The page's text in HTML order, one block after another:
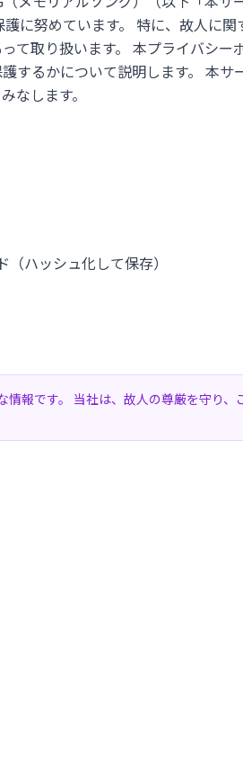
に努めています。 特に、故人に関
て取り扱います。 本プライバシー
するかについて説明します。 本サ
なします。
ハッシュ化して保存）
報です。 当社は、故人の尊厳を守り、